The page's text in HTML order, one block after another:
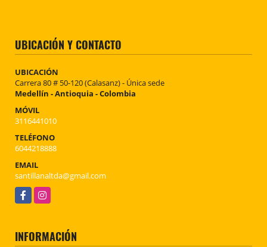
UBICACIÓN Y CONTACTO
UBICACIÓN
Carrera 80 # 50-120 (Calasanz) - Única sede
Medellín - Antioquia - Colombia
MÓVIL
3116441010
TELÉFONO
6044218888
EMAIL
santillanaltda@gmail.com
FacebookInstagram
INFORMACIÓN